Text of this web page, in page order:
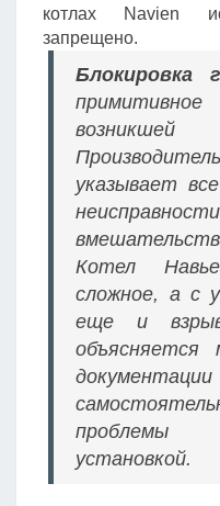
котлах Navien
запрещено.
Блокировка
указывает
Котел
сложное, а с
еще и
объясняется
проблемы
установкой.